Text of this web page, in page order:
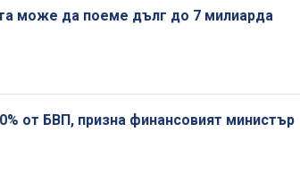
може да поеме дълг до 7 милиарда
от БВП, призна финансовият министър